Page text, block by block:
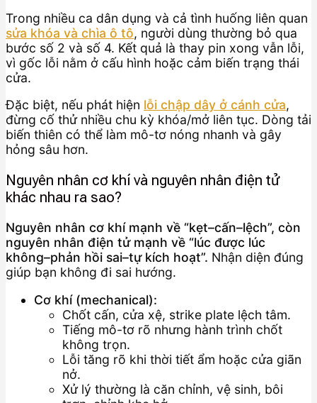
Trong nhiều ca dân dụng và cả tình huống liên quan
sửa khóa và chìa ô tô, người dùng thường bỏ qua
bước số 2 và số 4. Kết quả là thay pin xong vẫn lỗi,
vì gốc lỗi nằm ở cấu hình hoặc cảm biến trạng thái
cửa.
Đặc biệt, nếu phát hiện lỗi chập dây ở cánh cửa,
đừng cố thử nhiều chu kỳ khóa/mở liên tục. Dòng tải
biến thiên có thể làm mô-tơ nóng nhanh và gây
hỏng sâu hơn.
Nguyên nhân cơ khí và nguyên nhân điện tử
khác nhau ra sao?
Nguyên nhân cơ khí mạnh về “kẹt–cấn–lệch”, còn
nguyên nhân điện tử mạnh về “lúc được lúc
không–phản hồi sai–tự kích hoạt”. Nhận diện đúng
giúp bạn không đi sai hướng.
Cơ khí (mechanical):
Chốt cấn, cửa xệ, strike plate lệch tâm.
Tiếng mô-tơ rõ nhưng hành trình chốt
không trọn.
Lỗi tăng rõ khi thời tiết ẩm hoặc cửa giãn
nở.
Xử lý thường là căn chỉnh, vệ sinh, bôi